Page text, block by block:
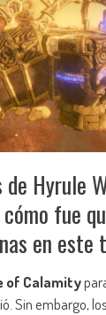
de Hyrule
fue
en
of Calamity
Sin embargo,